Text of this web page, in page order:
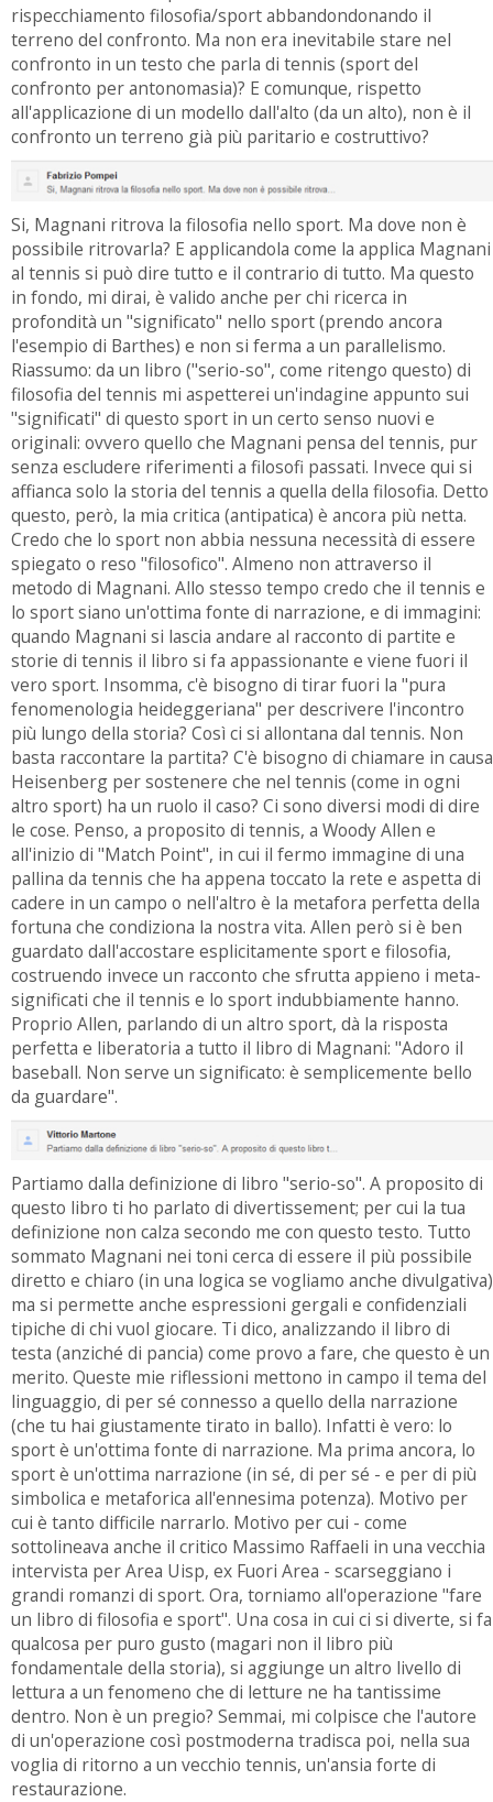
rispecchiamento filosofia/sport abbandondonando il
terreno del confronto. Ma non era inevitabile stare nel
confronto in un testo che parla di tennis (sport del
confronto per antonomasia)? E comunque, rispetto
all'applicazione di un modello dall'alto (da un alto), non è il
confronto un terreno già più paritario e costruttivo?
Si, Magnani ritrova la filosofia nello sport. Ma dove non è
possibile ritrovarla? E applicandola come la applica Magnani
al tennis si può dire tutto e il contrario di tutto. Ma questo
in fondo, mi dirai, è valido anche per chi ricerca in
profondità un "significato" nello sport (prendo ancora
l'esempio di Barthes) e non si ferma a un parallelismo.
Riassumo: da un libro ("serio-so", come ritengo questo) di
filosofia del tennis mi aspetterei un'indagine appunto sui
"significati" di questo sport in un certo senso nuovi e
originali: ovvero quello che Magnani pensa del tennis, pur
senza escludere riferimenti a filosofi passati. Invece qui si
affianca solo la storia del tennis a quella della filosofia. Detto
questo, però, la mia critica (antipatica) è ancora più netta.
Credo che lo sport non abbia nessuna necessità di essere
spiegato o reso "filosofico". Almeno non attraverso il
metodo di Magnani. Allo stesso tempo credo che il tennis e
lo sport siano un'ottima fonte di narrazione, e di immagini:
quando Magnani si lascia andare al racconto di partite e
storie di tennis il libro si fa appassionante e viene fuori il
vero sport. Insomma, c'è bisogno di tirar fuori la "pura
fenomenologia heideggeriana" per descrivere l'incontro
più lungo della storia? Così ci si allontana dal tennis. Non
basta raccontare la partita? C'è bisogno di chiamare in causa
Heisenberg per sostenere che nel tennis (come in ogni
altro sport) ha un ruolo il caso? Ci sono diversi modi di dire
le cose. Penso, a proposito di tennis, a Woody Allen e
all'inizio di "Match Point", in cui il fermo immagine di una
pallina da tennis che ha appena toccato la rete e aspetta di
cadere in un campo o nell'altro è la metafora perfetta della
fortuna che condiziona la nostra vita. Allen però si è ben
guardato dall'accostare esplicitamente sport e filosofia,
costruendo invece un racconto che sfrutta appieno i meta-
significati che il tennis e lo sport indubbiamente hanno.
Proprio Allen, parlando di un altro sport, dà la risposta
perfetta e liberatoria a tutto il libro di Magnani: "Adoro il
baseball. Non serve un significato: è semplicemente bello
da guardare".
Partiamo dalla definizione di libro "serio-so". A proposito di
questo libro ti ho parlato di divertissement; per cui la tua
definizione non calza secondo me con questo testo. Tutto
sommato Magnani nei toni cerca di essere il più possibile
diretto e chiaro (in una logica se vogliamo anche divulgativa)
ma si permette anche espressioni gergali e confidenziali
tipiche di chi vuol giocare. Ti dico, analizzando il libro di
testa (anziché di pancia) come provo a fare, che questo è un
merito. Queste mie riflessioni mettono in campo il tema del
linguaggio, di per sé connesso a quello della narrazione
(che tu hai giustamente tirato in ballo). Infatti è vero: lo
sport è un'ottima fonte di narrazione. Ma prima ancora, lo
sport è un'ottima narrazione (in sé, di per sé - e per di più
simbolica e metaforica all'ennesima potenza). Motivo per
cui è tanto difficile narrarlo. Motivo per cui - come
sottolineava anche il critico Massimo Raffaeli in una vecchia
intervista per Area Uisp, ex Fuori Area - scarseggiano i
grandi romanzi di sport. Ora, torniamo all'operazione "fare
un libro di filosofia e sport". Una cosa in cui ci si diverte, si fa
qualcosa per puro gusto (magari non il libro più
fondamentale della storia), si aggiunge un altro livello di
lettura a un fenomeno che di letture ne ha tantissime
dentro. Non è un pregio? Semmai, mi colpisce che l'autore
di un'operazione così postmoderna tradisca poi, nella sua
voglia di ritorno a un vecchio tennis, un'ansia forte di
restaurazione.